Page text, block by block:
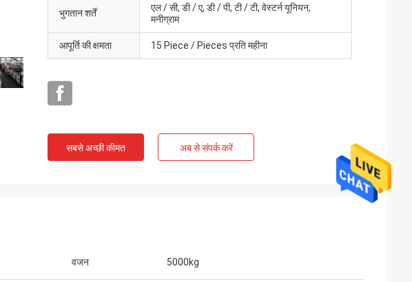
भुगतान शर्तें
एल / सी, डी / ए, डी / पी, टी / टी, वेस्टर्न यूनियन,
मनीग्राम
आपूर्ति की क्षमता 15 Piece / Pieces प्रति महीना
सबसे अच्छी कीमत अब से संपर्क करें
वजन 5000kg